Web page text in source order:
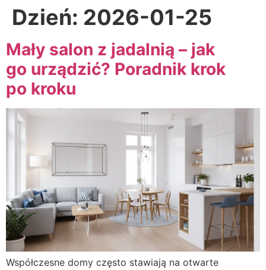
Dzień: 2026-01-25
Mały salon z jadalnią – jak
go urządzić? Poradnik krok
po kroku
Współczesne domy często stawiają na otwarte